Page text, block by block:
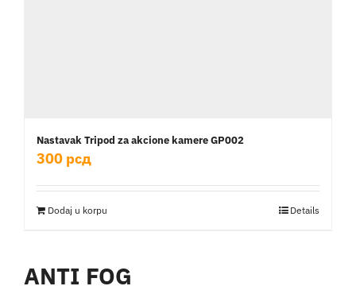
Nastavak Tripod za akcione kamere GP002
300 рсд
Dodaj u korpu Details
ANTI FOG